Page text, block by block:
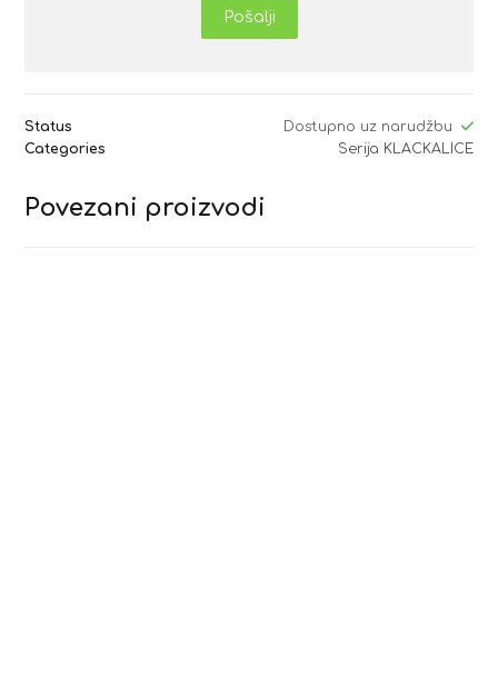
Pošalji
Status
Dostupno uz narudžbu
Categories
Serija KLACKALICE
Povezani proizvodi